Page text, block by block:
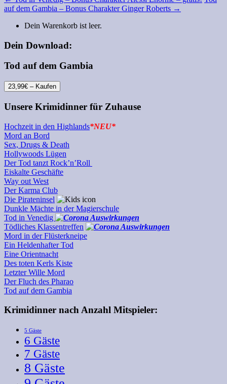
auf dem Gambia – Bonus Charakter Ginger Roberts →
Dein Warenkorb ist leer.
Dein Download:
Tod auf dem Gambia
23,99€ – Kaufen
Unsere Krimidinner für Zuhause
Hochzeit in den Highlands*NEU*
Mord an Bord
Sex, Drugs & Death
Hollywoods Lügen
Der Tod tanzt Rock’n’Roll
Eiskalte Geschäfte
Way out West
Der Karma Club
Die Pirateninsel
Dunkle Mächte in der Magierschule
Tod in Venedig
Tödliches Klassentreffen
Mord in der Flüsterkneipe
Ein Heldenhafter Tod
Eine Orientnacht
Des toten Kerls Kiste
Letzter Wille Mord
Der Fluch des Pharao
Tod auf dem Gambia
Krimidinner nach Anzahl Mitspieler:
5 Gäste
6 Gäste
7 Gäste
8 Gäste